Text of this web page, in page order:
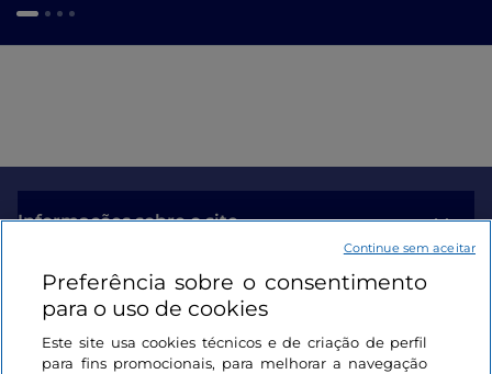
Informações sobre o site
Ligações úteis
Iniciar sessão
Preferência sobre o consentimento
para o uso de cookies
Este site usa cookies técnicos e de criação de perfil
para fins promocionais, para melhorar a navegação
Continue sem aceitar